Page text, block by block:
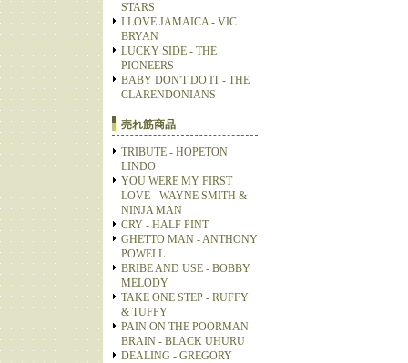
STARS
I LOVE JAMAICA - VIC
BRYAN
LUCKY SIDE - THE
PIONEERS
BABY DON'T DO IT - THE
CLARENDONIANS
売れ筋商品
TRIBUTE - HOPETON
LINDO
YOU WERE MY FIRST
LOVE - WAYNE SMITH &
NINJA MAN
CRY - HALF PINT
GHETTO MAN - ANTHONY
POWELL
BRIBE AND USE - BOBBY
MELODY
TAKE ONE STEP - RUFFY
& TUFFY
PAIN ON THE POORMAN
BRAIN - BLACK UHURU
DEALING - GREGORY